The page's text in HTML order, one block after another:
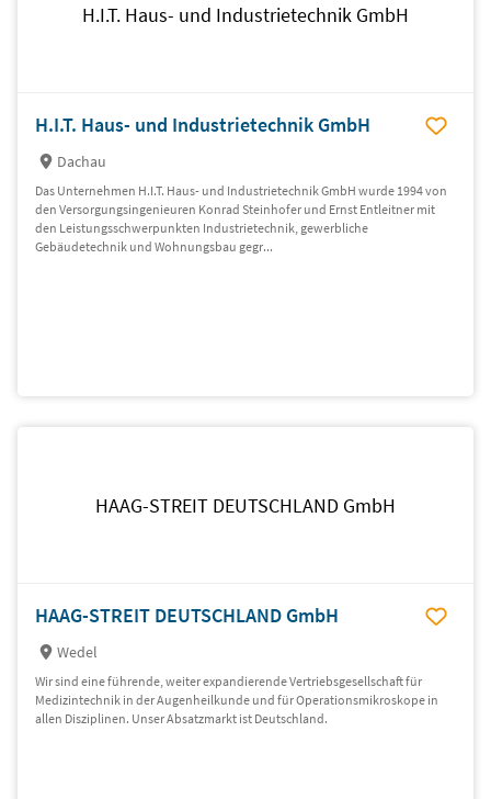
H.I.T. Haus- und Industrietechnik GmbH
H.I.T. Haus- und Industrietechnik GmbH
Dachau
Das Unternehmen H.I.T. Haus- und Industrietechnik GmbH wurde 1994 von
den Versorgungsingenieuren Konrad Steinhofer und Ernst Entleitner mit
den Leistungsschwerpunkten Industrietechnik, gewerbliche
Gebäudetechnik und Wohnungsbau gegr...
HAAG-STREIT DEUTSCHLAND GmbH
HAAG-STREIT DEUTSCHLAND GmbH
Wedel
Wir sind eine führende, weiter expandierende Vertriebsgesellschaft für
Medizintechnik in der Augen­heil­kunde und für Operationsmikroskope in
allen Disziplinen. Unser Absatzmarkt ist Deutschland.